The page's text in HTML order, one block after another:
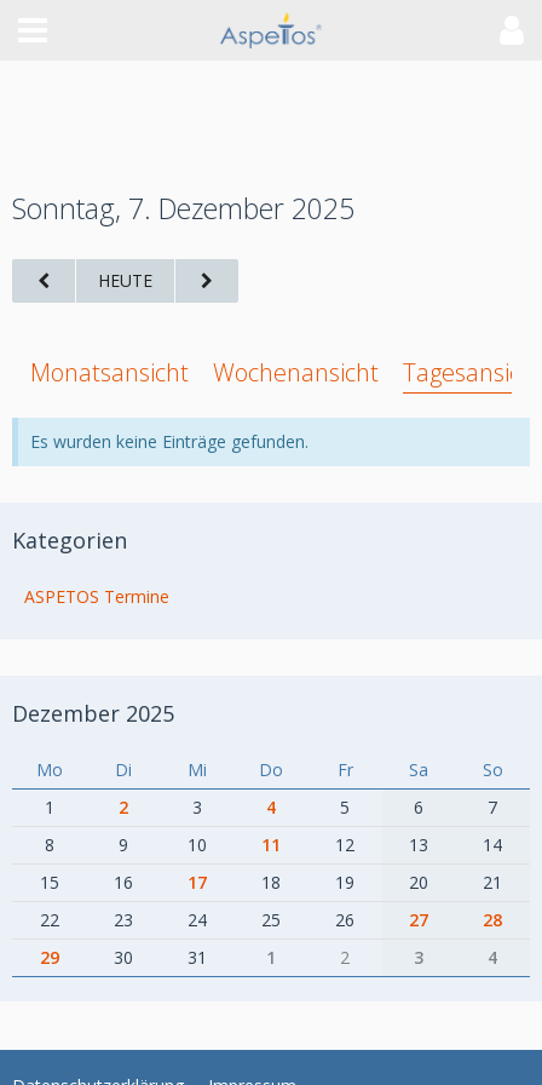
Sonntag, 7. Dezember 2025
HEUTE
Monatsansicht Wochenansicht Tagesansicht
Es wurden keine Einträge gefunden.
Kategorien
ASPETOS Termine
Dezember 2025
Mo Di Mi Do Fr Sa
So
1
2 3 4 5 6
7
8
9 10 11 12 13
14
15
16 17 18 19 20
21
22
23 24 25 26 27
28
29
30 31 1 2 3 4